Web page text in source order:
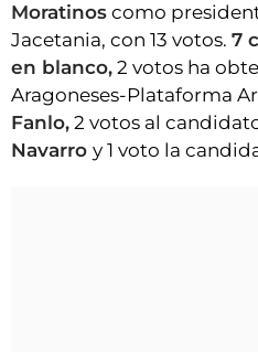
Moratinos como
Jacetania, con 13 votos. 7
en blanco, 2 votos ha
Aragoneses-Plataforma
Fanlo, 2 votos al
Navarro y 1 voto la